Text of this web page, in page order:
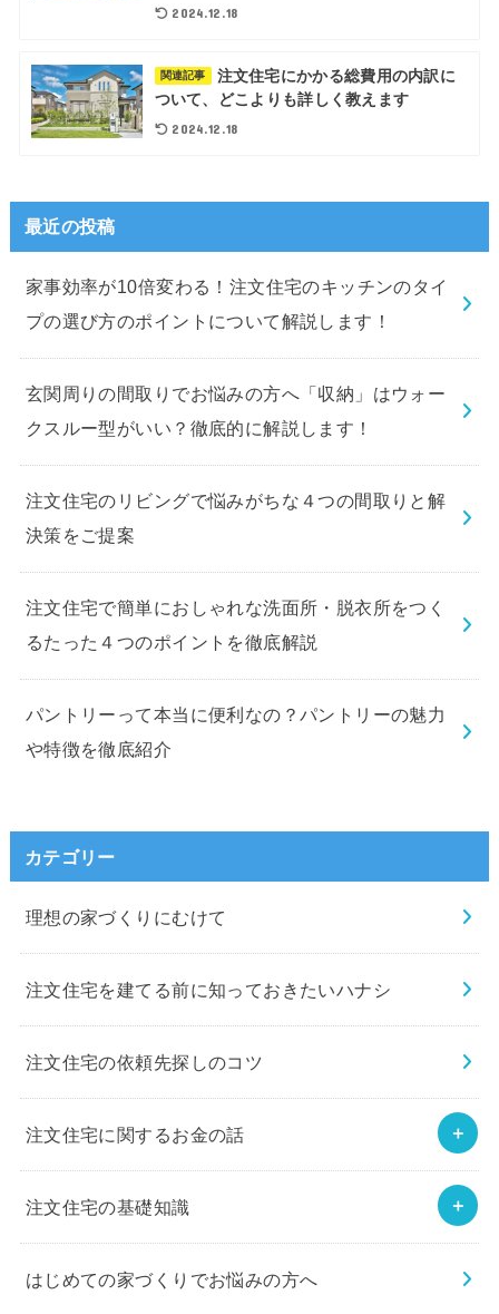
2024.12.18
関連記事
注文住宅にかかる総費用の内訳に
ついて、どこよりも詳しく教えます
2024.12.18
最近の投稿
家事効率が10倍変わる！注文住宅のキッチンのタイ
プの選び方のポイントについて解説します！
玄関周りの間取りでお悩みの方へ「収納」はウォー
クスルー型がいい？徹底的に解説します！
注文住宅のリビングで悩みがちな４つの間取りと解
決策をご提案
注文住宅で簡単におしゃれな洗面所・脱衣所をつく
るたった４つのポイントを徹底解説
パントリーって本当に便利なの？パントリーの魅力
や特徴を徹底紹介
カテゴリー
理想の家づくりにむけて
注文住宅を建てる前に知っておきたいハナシ
注文住宅の依頼先探しのコツ
注文住宅に関するお金の話
注文住宅の基礎知識
はじめての家づくりでお悩みの方へ